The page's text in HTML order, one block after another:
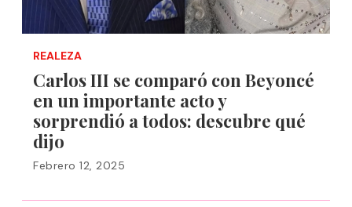
REALEZA
Carlos III se comparó con Beyoncé
en un importante acto y
sorprendió a todos: descubre qué
dijo
Febrero 12, 2025